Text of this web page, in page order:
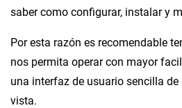
saber como configurar, instalar y
Por esta razón es recomendable
nos permita operar con mayor
una interfaz de usuario sencilla
vista.